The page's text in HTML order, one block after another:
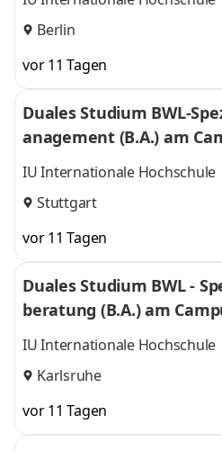
Berlin
vor 11 Tagen
Duales Studium BWL-
anagement (B.A.) am
IU Internationale Hochschule
Stuttgart
vor 11 Tagen
Duales Studium BWL -
beratung (B.A.) am
IU Internationale Hochschule
Karlsruhe
vor 11 Tagen